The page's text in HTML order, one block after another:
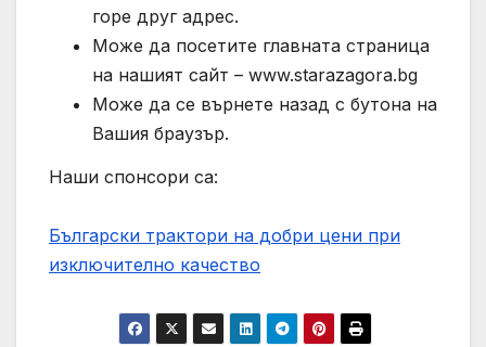
горе друг адрес.
Може да посетите главната страница
на нашият сайт – www.starazagora.bg
Може да се върнете назад с бутона на
Вашия браузър.
Наши спонсори са:
Български трактори на добри цени при
изключително качество